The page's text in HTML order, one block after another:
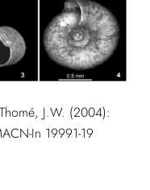
J.W. (2004):
In 19991-19